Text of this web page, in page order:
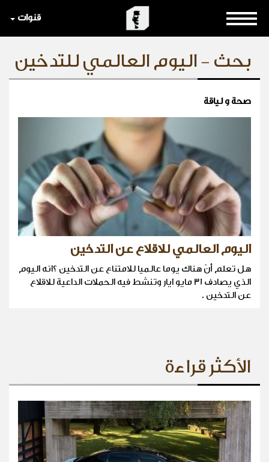
قنوات
بحث - اليوم العالمي للتدخين
صحة و لياقة
اليوم العالمي للاقلاع عن التدخين
هل تعلم أنّ هناك يوما عالميا للامتناع عن التدخين ؟انه اليوم
الذي يصادف 31 مايو ايار وتنشط فيه الحملات الداعية للاقلاع
عن التدخين .
الأكثر قراءة